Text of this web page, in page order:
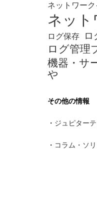
ネットワー
ネット
ログ保存 ロ
ログ管理
機器・サ
や
その他の情報
・ ジュピター
・ コラム・ソ